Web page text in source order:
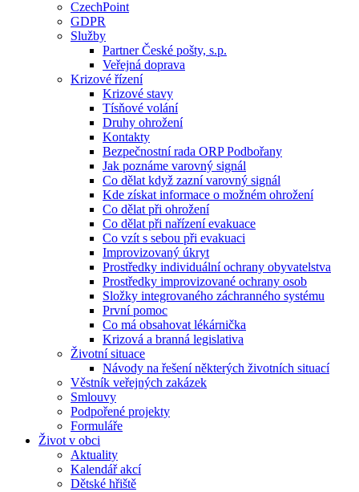
CzechPoint
GDPR
Služby
Partner České pošty, s.p.
Veřejná doprava
Krizové řízení
Krizové stavy
Tísňové volání
Druhy ohrožení
Kontakty
Bezpečnostní rada ORP Podbořany
Jak poznáme varovný signál
Co dělat když zazní varovný signál
Kde získat informace o možném ohrožení
Co dělat při ohrožení
Co dělat při nařízení evakuace
Co vzít s sebou při evakuaci
Improvizovaný úkryt
Prostředky individuální ochrany obyvatelstva
Prostředky improvizované ochrany osob
Složky integrovaného záchranného systému
První pomoc
Co má obsahovat lékárnička
Krizová a branná legislativa
Životní situace
Návody na řešení některých životních situací
Věstník veřejných zakázek
Smlouvy
Podpořené projekty
Formuláře
Život v obci
Aktuality
Kalendář akcí
Dětské hřiště